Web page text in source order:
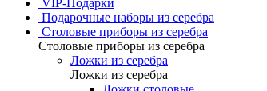
VIP-Подарки
Подарочные наборы из серебра
Столовые приборы из серебра
Столовые приборы из серебра
Ложки из серебра
Ложки из серебра